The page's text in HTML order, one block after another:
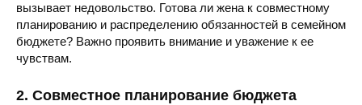
вызывает недовольство. Готова ли жена к совместному
планированию и распределению обязанностей в семейном
бюджете? Важно проявить внимание и уважение к ее
чувствам.
2. Совместное планирование бюджета